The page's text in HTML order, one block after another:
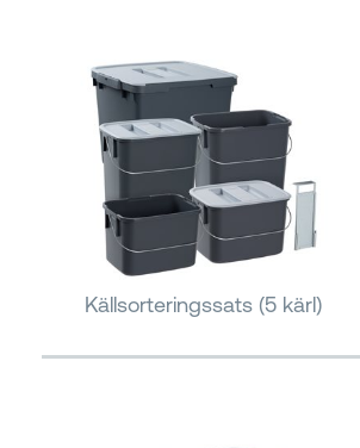
Källsorteringssats (5 kärl)